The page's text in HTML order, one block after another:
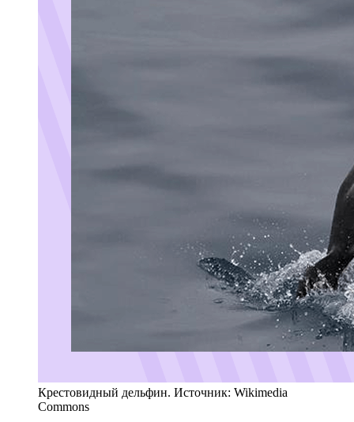
Крестовидный дельфин. Источник: Wikimedia
Commons